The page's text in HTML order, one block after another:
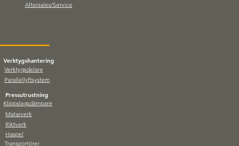
Aftersales/Service
Verktygshantering
Verktygsdelare
Parallellyftsystem
Pressutrustning
Klippslagsdämpare
Matarverk
Riktverk
Haspel
Transportörer